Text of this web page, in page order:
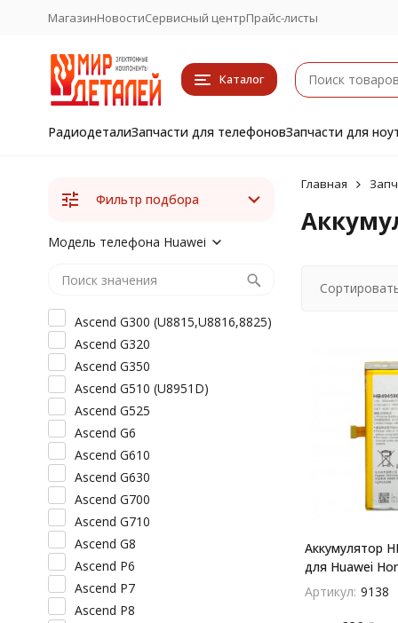
МагазинНовостиСервисный центрПрайс-листы
Каталог
РадиодеталиЗапчасти для телефоновЗапчасти для
Главная
Аккумулятор
для Huawei
Артикул: 9138
Фильтр подбора
Модель телефона Huawei
Ascend G300 (U8815,U8816,8825)
Ascend G320
Ascend G350
Ascend G510 (U8951D)
Ascend G525
Ascend G6
Ascend G610
Ascend G630
Ascend G700
Ascend G710
Ascend G8
Ascend P6
Ascend P7
Ascend P8